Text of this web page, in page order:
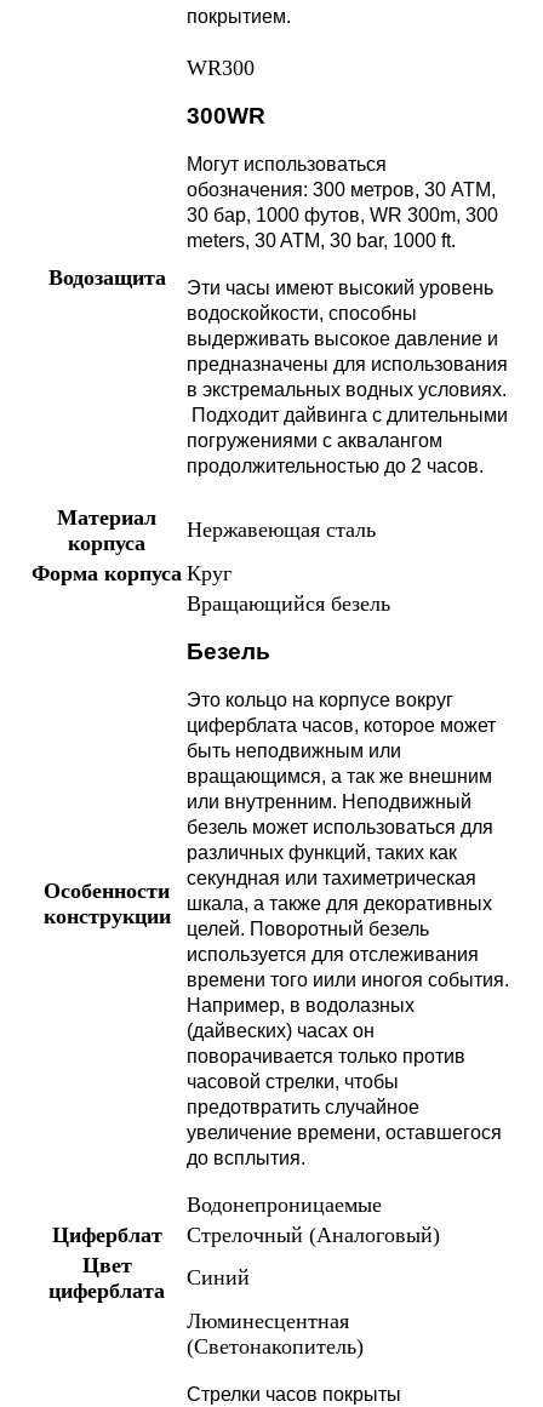
покрытием.
Водозащита
WR300
300WR
Могут использоваться
обозначения: 300 метров, 30 АТМ,
30 бар, 1000 футов, WR 300m, 300
meters, 30 ATM, 30 bar, 1000 ft.
Эти часы имеют высокий уровень
водоскойкости, способны
выдерживать высокое давление и
предназначены для использования
в экстремальных водных условиях.
Подходит дайвинга с длительными
погружениями с аквалангом
продолжительностью до 2 часов.
Материал
корпуса
Нержавеющая сталь
Форма корпуса Круг
Особенности
конструкции
Вращающийся безель
Безель
Это кольцо на корпусе вокруг
циферблата часов, которое может
быть неподвижным или
вращающимся, а так же внешним
или внутренним. Неподвижный
безель может использоваться для
различных функций, таких как
секундная или тахиметрическая
шкала, а также для декоративных
целей. Поворотный безель
используется для отслеживания
времени того иили иногоя события.
Например, в водолазных
(дайвеских) часах он
поворачивается только против
часовой стрелки, чтобы
предотвратить случайное
увеличение времени, оставшегося
до всплытия.
Водонепроницаемые
Циферблат
Стрелочный (Аналоговый)
Цвет
циферблата
Синий
Люминесцентная
(Светонакопитель)
Стрелки часов покрыты